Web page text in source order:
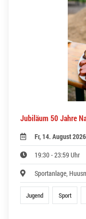
Jubiläum 50 Jahre
Fr, 14. August 2026
19:30 - 23:59 Uhr
Sportanlage,
Jugend Sport